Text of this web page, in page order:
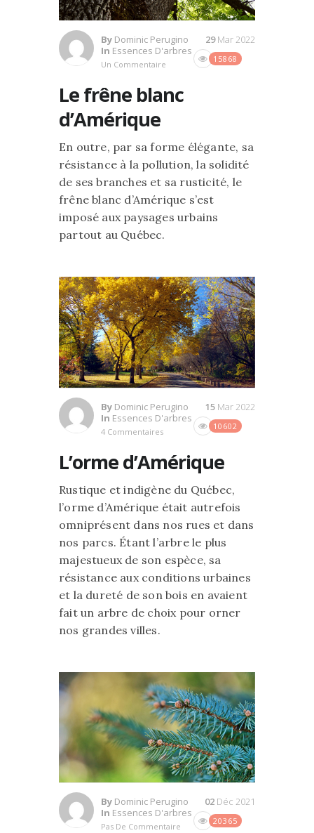
By Dominic Perugino
In Essences D'arbres
Un Commentaire
15868
29Mar 2022
Le frêne blanc
d’Amérique
En outre, par sa forme élégante, sa
résistance à la pollution, la solidité
de ses branches et sa rusticité, le
frêne blanc d’Amérique s’est
imposé aux paysages urbains
partout au Québec.
By Dominic Perugino
In Essences D'arbres
4 Commentaires
10602
15 Mar 2022
L’orme d’Amérique
Rustique et indigène du Québec,
l’orme d’Amérique était autrefois
omniprésent dans nos rues et dans
nos parcs. Étant l’arbre le plus
majestueux de son espèce, sa
résistance aux conditions urbaines
et la dureté de son bois en avaient
fait un arbre de choix pour orner
nos grandes villes.
By Dominic Perugino
In Essences D'arbres
Pas De Commentaire
20365
02 Déc 2021